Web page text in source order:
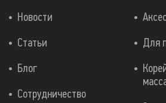
Для
Новости
Статьи
Блог
Сотрудничество